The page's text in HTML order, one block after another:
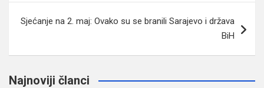
Sjećanje na 2. maj: Ovako su se branili Sarajevo i država
BiH
Najnoviji članci